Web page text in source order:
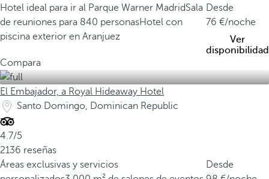
Hotel ideal para ir al Parque Warner MadridSala
de reuniones para 840 personasHotel con
piscina exterior en Aranjuez
Desde
76
/noche
Ver
disponibilidad
Compara
El Embajador, a Royal Hideaway Hotel
Santo Domingo, Dominican Republic
4.7/5
2136 reseñas
Áreas exclusivas y servicios
Desde